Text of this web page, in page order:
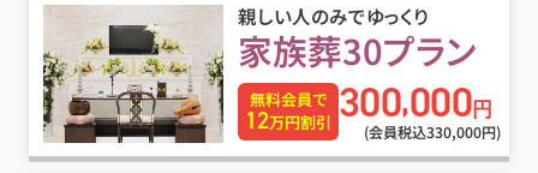
親しい人のみでゆっくり
家族葬30プラン
無料会員で
12万円割引 300,000円
(会員税込330,000円)